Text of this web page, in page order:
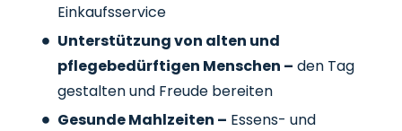
Einkaufsservice
Unterstützung von alten und
pflegebedürftigen Menschen – den Tag
gestalten und Freude bereiten
Gesunde Mahlzeiten – Essens- und